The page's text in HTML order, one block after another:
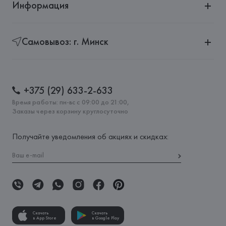
Информация
Самовывоз: г. Минск
+375 (29) 633-2-633
Время работы: пн-вс с 09:00 до 21:00,
Заказы через корзину круглосуточно
Получайте уведомления об акциях и скидках:
Скачать
в App Store
Скачать
в Google Play